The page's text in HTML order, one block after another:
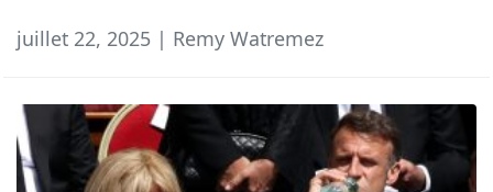
juillet 22, 2025 | Remy Watremez